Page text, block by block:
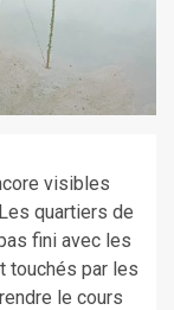
visibles
quartiers de
fini avec les
touchés par les
le cours